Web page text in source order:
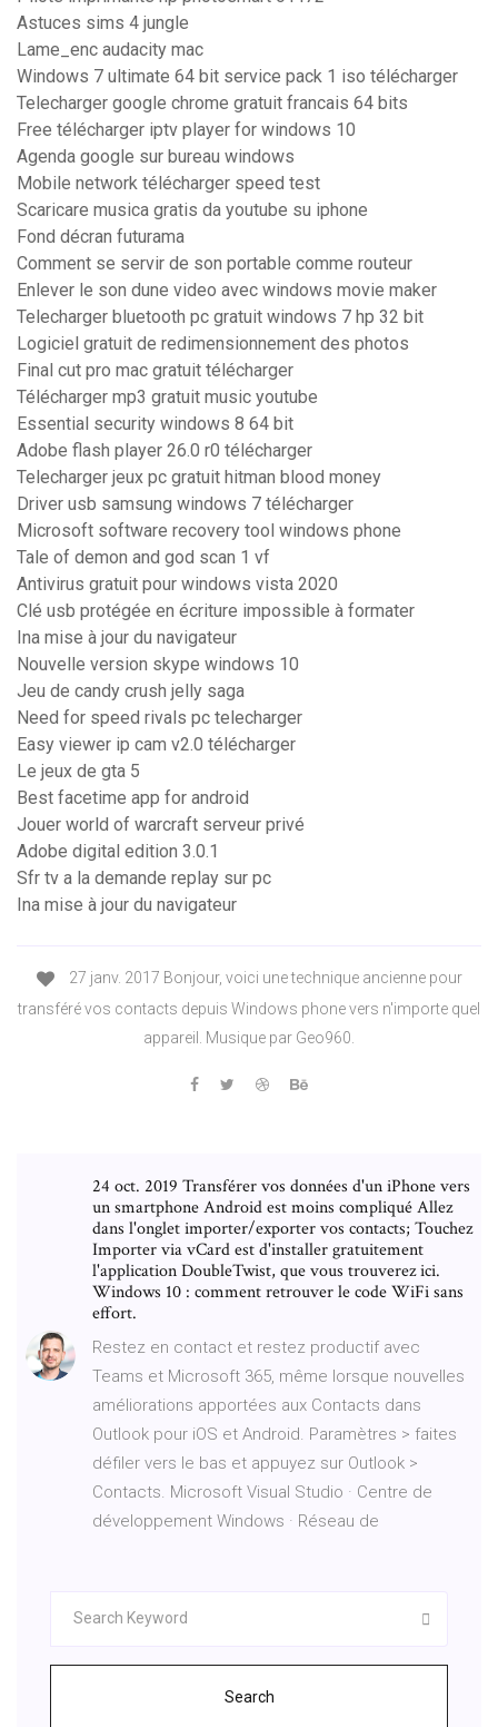
Astuces sims 4 jungle
Lame_enc audacity mac
Windows 7 ultimate 64 bit service pack 1 iso télécharger
Telecharger google chrome gratuit francais 64 bits
Free télécharger iptv player for windows 10
Agenda google sur bureau windows
Mobile network télécharger speed test
Scaricare musica gratis da youtube su iphone
Fond décran futurama
Comment se servir de son portable comme routeur
Enlever le son dune video avec windows movie maker
Telecharger bluetooth pc gratuit windows 7 hp 32 bit
Logiciel gratuit de redimensionnement des photos
Final cut pro mac gratuit télécharger
Télécharger mp3 gratuit music youtube
Essential security windows 8 64 bit
Adobe flash player 26.0 r0 télécharger
Telecharger jeux pc gratuit hitman blood money
Driver usb samsung windows 7 télécharger
Microsoft software recovery tool windows phone
Tale of demon and god scan 1 vf
Antivirus gratuit pour windows vista 2020
Clé usb protégée en écriture impossible à formater
Ina mise à jour du navigateur
Nouvelle version skype windows 10
Jeu de candy crush jelly saga
Need for speed rivals pc telecharger
Easy viewer ip cam v2.0 télécharger
Le jeux de gta 5
Best facetime app for android
Jouer world of warcraft serveur privé
Adobe digital edition 3.0.1
Sfr tv a la demande replay sur pc
Ina mise à jour du navigateur
27 janv. 2017 Bonjour, voici une technique ancienne pour
transféré vos contacts depuis Windows phone vers n'importe quel
appareil. Musique par Geo960.
24 oct. 2019 Transférer vos données d'un iPhone vers
un smartphone Android est moins compliqué Allez
dans l'onglet importer/exporter vos contacts; Touchez
Importer via vCard est d'installer gratuitement
l'application DoubleTwist, que vous trouverez ici.
Windows 10 : comment retrouver le code WiFi sans
effort.
Restez en contact et restez productif avec
Teams et Microsoft 365, même lorsque nouvelles
améliorations apportées aux Contacts dans
Outlook pour iOS et Android. Paramètres > faites
défiler vers le bas et appuyez sur Outlook >
Contacts. Microsoft Visual Studio · Centre de
développement Windows · Réseau de
Search